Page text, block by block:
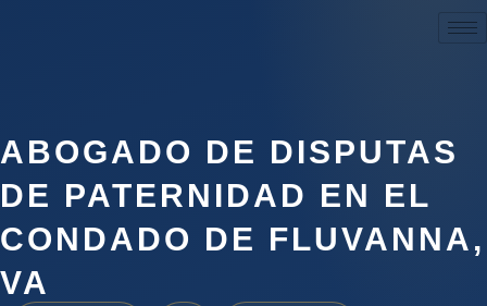
ABOGADO DE DISPUTAS
DE PATERNIDAD EN EL
CONDADO DE FLUVANNA,
VA